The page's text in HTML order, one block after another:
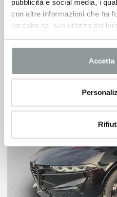
pubblicità e social media, i
con altre informazioni che ha
raccolto dal suo utilizzo dei
Accetta
ALFA ROMEO Tonale
1.6 veloce 130cv tct6
40.200€